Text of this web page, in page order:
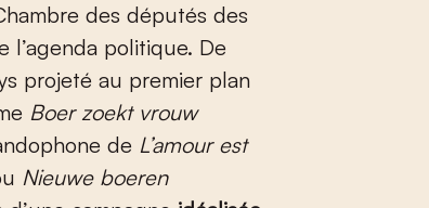
des députés des
l’agenda politique. De
projeté au premier plan
Boer zoekt vrouw
de L’amour est
Nieuwe boeren